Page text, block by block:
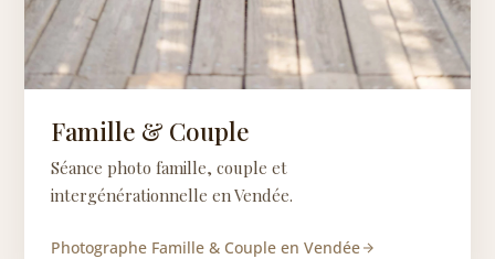
Famille & Couple
Séance photo famille, couple et
intergénérationnelle en Vendée.
Photographe Famille & Couple en Vendée